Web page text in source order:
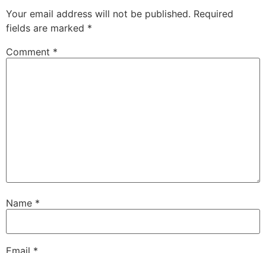
Your email address will not be published. Required
fields are marked *
Comment *
Name *